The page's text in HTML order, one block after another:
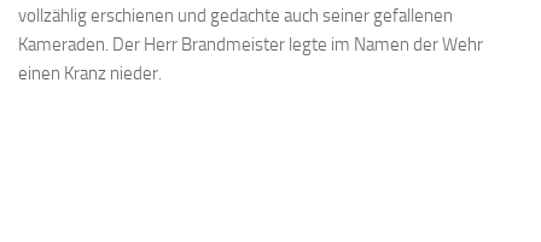
vollzählig erschienen und gedachte auch seiner gefallenen
Kameraden. Der Herr Brandmeister legte im Namen der Wehr
einen Kranz nieder.